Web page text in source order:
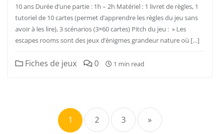
10 ans Durée d’une partie : 1h – 2h Matériel : 1 livret de règles, 1
tutoriel de 10 cartes (permet d’apprendre les règles du jeu sans
avoir à les lire), 3 scénarios (3×60 cartes) Pitch du jeu : » Les
escapes rooms sont des jeux d’énigmes grandeur nature où […]
Fiches de jeux 0 1 min read
des
publications
1 2 3 »